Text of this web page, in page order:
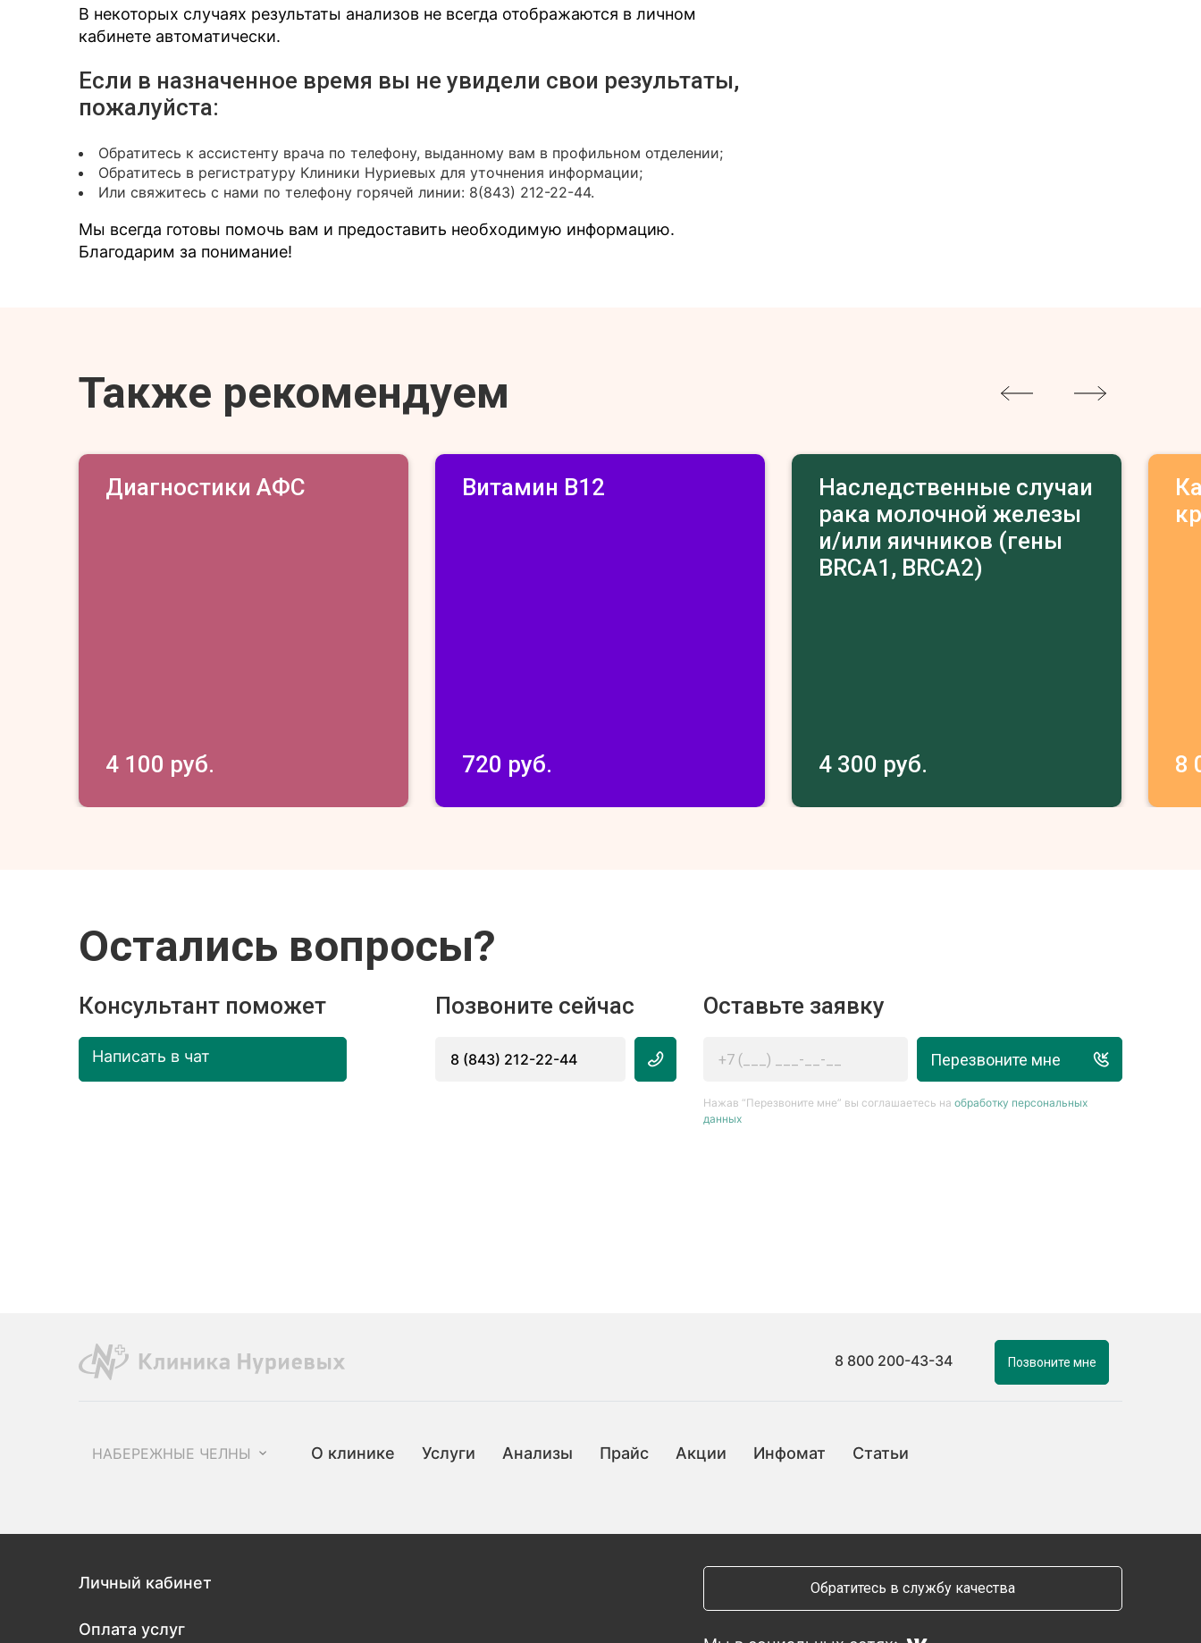
В некоторых случаях результаты анализов не всегда отображаются в личном
кабинете автоматически.
Если в назначенное время вы не увидели свои результаты,
пожалуйста:
Обратитесь к ассистенту врача по телефону, выданному вам в профильном отделении;
Обратитесь в регистратуру Клиники Нуриевых для уточнения информации;
Или свяжитесь с нами по телефону горячей линии: 8(843) 212-22-44.
Мы всегда готовы помочь вам и предоставить необходимую информацию.
Благодарим за понимание!
Также рекомендуем
Диагностики АФС
4 100 руб.
Витамин В12
720 руб.
Наследственные случаи
рака молочной железы
и/или яичников (гены
BRCA1, BRCA2)
4 300 руб. 8
Остались вопросы?
Консультант поможет
Написать в чат
Позвоните сейчас
8 (843) 212-22-44
Оставьте заявку
Перезвоните мне
Нажав “Перезвоните мне” вы соглашаетесь на обработку персональных
данных
8 800 200-43-34 Позвоните мне
НАБЕРЕЖНЫЕ ЧЕЛНЫ О клинике Услуги Анализы Прайс Акции Инфомат Статьи
Личный кабинет
Оплата услуг
Обратитесь в службу качества